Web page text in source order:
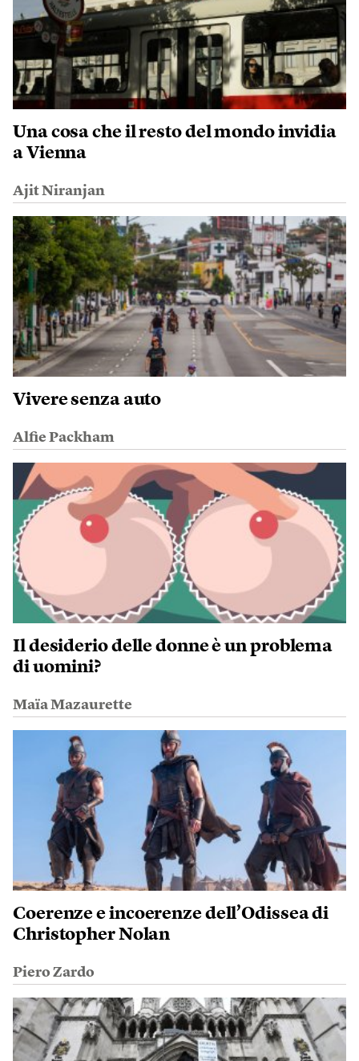
Una cosa che il resto del mondo invidia
a Vienna
Ajit Niranjan
Vivere senza auto
Alfie Packham
Il desiderio delle donne è un problema
di uomini?
Maïa Mazaurette
Coerenze e incoerenze dell’Odissea di
Christopher Nolan
Piero Zardo